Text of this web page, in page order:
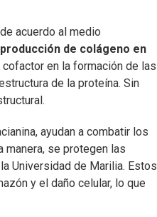
acuerdo al medio
de colágeno en
en la formación de las
de la proteína. Sin
ayudan a combatir los
se protegen las
Universidad de Marilia. Estos
y el daño celular, lo que